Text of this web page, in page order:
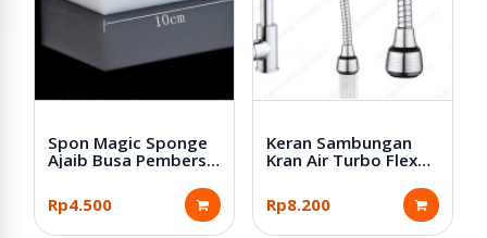
Spon Magic Sponge
Ajaib Busa Pembersih
Rp4.500
Keran Sambungan
Kran Air Turbo Flex
Wastafel
Rp8.200